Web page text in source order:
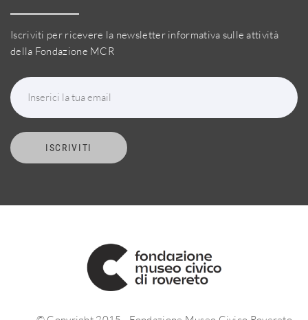
Iscriviti per ricevere la newsletter informativa sulle attività
della Fondazione MCR
Inserici la tua email
ISCRIVITI